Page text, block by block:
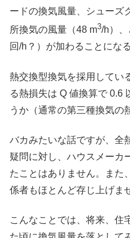
ードの換気風量、シューズ
所換気の風量（48 m3/h）
回/h？）が加わることにな
熱交換型換気を採用してい
る熱損失は Q 値換算で 0.6
うか（通常の第三種換気の
バカみたいな話ですが、全
疑問に対し、ハウスメーカ
たことはありません。また
係者もほとんど存じ上げま
こんなことでは、将来、住